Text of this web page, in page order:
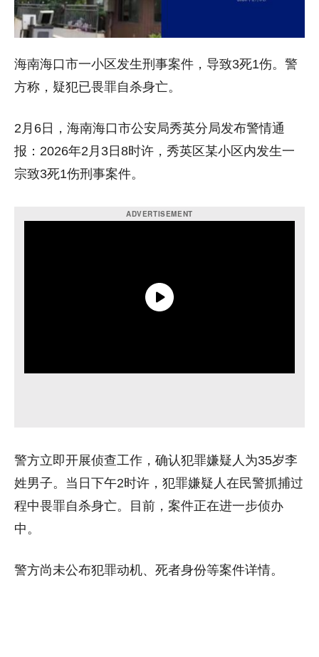
海南海口市一小区发生刑事案件，导致3死1伤。警
方称，疑犯已畏罪自杀身亡。
2月6日，海南海口市公安局秀英分局发布警情通
报：2026年2月3日8时许，秀英区某小区内发生一
宗致3死1伤刑事案件。
警方立即开展侦查工作，确认犯罪嫌疑人为35岁李
姓男子。当日下午2时许，犯罪嫌疑人在民警抓捕过
程中畏罪自杀身亡。目前，案件正在进一步侦办
中。
警方尚未公布犯罪动机、死者身份等案件详情。